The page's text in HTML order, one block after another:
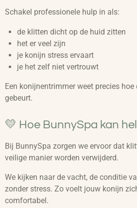
Schakel professionele hulp in als:
de klitten dicht op de huid zitten
het er veel zijn
je konijn stress ervaart
je het zelf niet vertrouwt
Een konijnentrimmer weet precies
gebeurt.
💛 Hoe BunnySpa kan
Bij BunnySpa zorgen we ervoor dat
veilige manier worden verwijderd.
We kijken naar de vacht, de conditie
zonder stress. Zo voelt jouw konijn
comfortabel.